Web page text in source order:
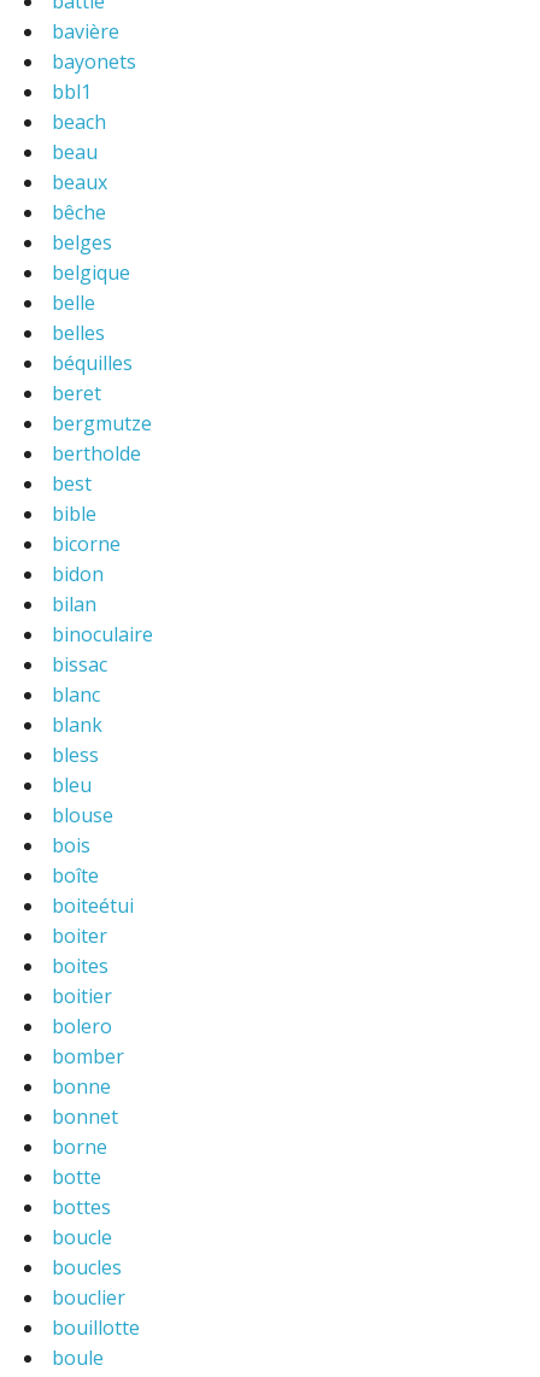
bavière
bayonets
bbl1
beach
beau
beaux
bêche
belges
belgique
belle
belles
béquilles
beret
bergmutze
bertholde
best
bible
bicorne
bidon
bilan
binoculaire
bissac
blanc
blank
bless
bleu
blouse
bois
boîte
boiteétui
boiter
boites
boitier
bolero
bomber
bonne
bonnet
borne
botte
bottes
boucle
boucles
bouclier
bouillotte
boule